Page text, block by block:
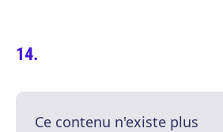
Ce contenu n'existe plus